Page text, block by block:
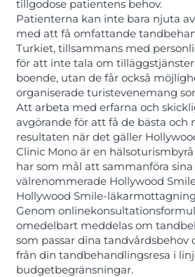
tillgodose patientens behov.
Patienterna kan inte bara njuta
med att få omfattande
Turkiet, tillsammans med
för att inte tala om
boende, utan de får också
organiserade turistevenemang
Att arbeta med erfarna och
avgörande för att få de bästa och
resultaten när det gäller
Clinic Mono är en
har som mål att sammanföra
välrenommerade Hollywood
Hollywood Smile-
Genom
omedelbart meddelas om
som passar dina tandvårdsbehov
från din tandbehandlingsresa i
budgetbegränsningar.